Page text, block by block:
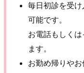
毎日初診を受
可能です。
お電話もしく
ます。
お勤め帰りや